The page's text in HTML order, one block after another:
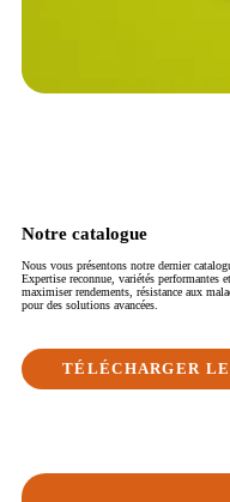
Notre catalogue
Nous vous présentons notre dernier
Expertise reconnue, variétés performantes
maximiser rendements, résistance aux
pour des solutions avancées.
TÉLÉCHARGER